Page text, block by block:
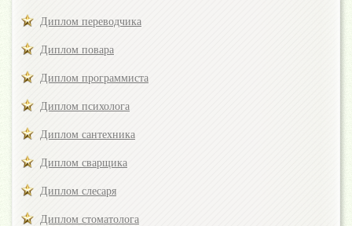
Диплом переводчика
Диплом повара
Диплом программиста
Диплом психолога
Диплом сантехника
Диплом сварщика
Диплом слесаря
Диплом стоматолога